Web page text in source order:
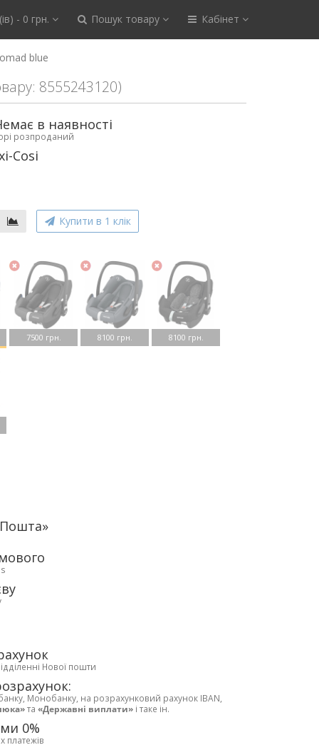
- 0 грн. Пошук товару Кабінет
blue
8555243120)
в наявності
розпроданий
Cosi
Купити в 1 клік
7500 грн. 8100 грн. 8100 грн.
Нової пошти
Монобанку, на розрахунковий рахунок IBAN,
та «Державні виплати» і таке ін.
0%
платежів